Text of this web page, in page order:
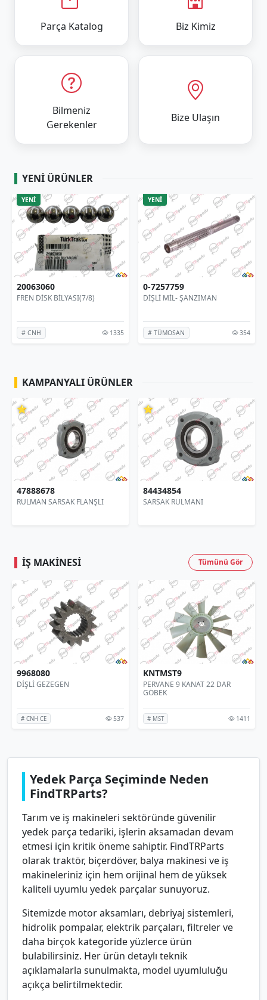
Parça Katalog Biz Kimiz
Bilmeniz
Gerekenler
Bize Ulaşın
YENI ÜRÜNLER
8)
YENİ
DİŞLİ MİL- ŞANZIMAN
# TÜMOSAN 354
YENİ
UZUN KUYRUK
# TÜMOSAN
KAMPANYALI ÜRÜNLER
FLANŞLI SARSAK RULMANI
İŞ MAKINESI Tümünü Gör
DİŞLİ GEZEGEN
KNTMST9
PERVANE 9 KANAT 22 DAR
# MST # CNH CE
Yedek Parça Seçiminde Neden
FindTRParts?
Tarım ve iş makineleri sektöründe güvenilir
yedek parça tedariki, işlerin aksamadan devam
etmesi için kritik öneme sahiptir. FindTRParts
olarak traktör, biçerdöver, balya makinesi ve iş
makineleriniz için hem orijinal hem de yüksek
kaliteli uyumlu yedek parçalar sunuyoruz.
Sitemizde motor aksamları, debriyaj sistemleri,
hidrolik pompalar, elektrik parçaları, filtreler ve
daha birçok kategoride yüzlerce ürün
bulabilirsiniz. Her ürün detaylı teknik
açıklamalarla sunulmakta, model uyumluluğu
açıkça belirtilmektedir.